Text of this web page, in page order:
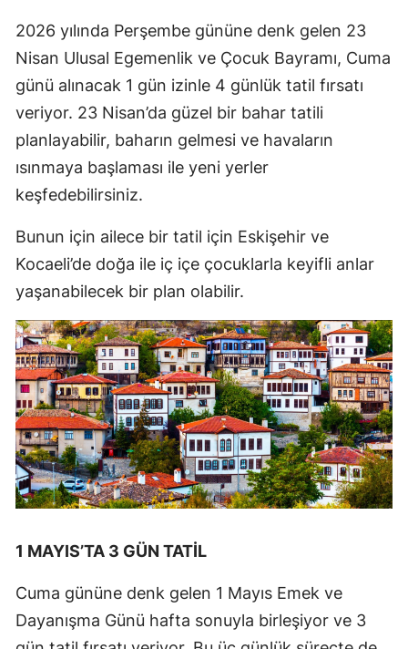
2026 yılında Perşembe gününe denk gelen 23
Nisan Ulusal Egemenlik ve Çocuk Bayramı, Cuma
günü alınacak 1 gün izinle 4 günlük tatil fırsatı
veriyor. 23 Nisan’da güzel bir bahar tatili
planlayabilir, baharın gelmesi ve havaların
ısınmaya başlaması ile yeni yerler
keşfedebilirsiniz.
Bunun için ailece bir tatil için Eskişehir ve
Kocaeli’de doğa ile iç içe çocuklarla keyifli anlar
yaşanabilecek bir plan olabilir.
1 MAYIS’TA 3 GÜN TATİL
Cuma gününe denk gelen 1 Mayıs Emek ve
Dayanışma Günü hafta sonuyla birleşiyor ve 3